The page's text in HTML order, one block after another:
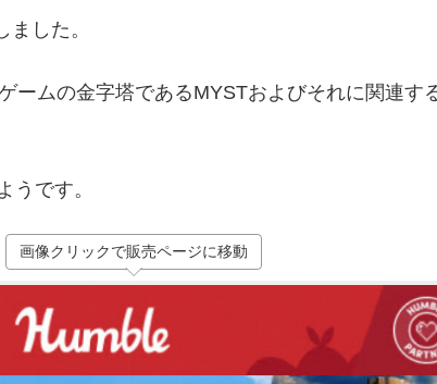
した。
ームの金字塔であるMYSTおよびそれに関連す
うです。
画像クリックで販売ページに移動